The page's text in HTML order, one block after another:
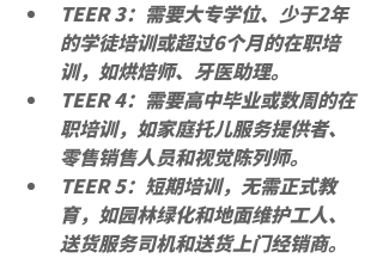
TEER 3：需要大专学位、少于2年
的学徒培训或超过6个月的在职培
训，如烘焙师、牙医助理。
TEER 4：需要高中毕业或数周的在
职培训，如家庭托儿服务提供者、
零售销售人员和视觉陈列师。
TEER 5：短期培训，无需正式教
育，如园林绿化和地面维护工人、
送货服务司机和送货上门经销商。